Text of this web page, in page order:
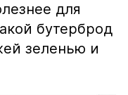
для
бутерброд
зеленью и